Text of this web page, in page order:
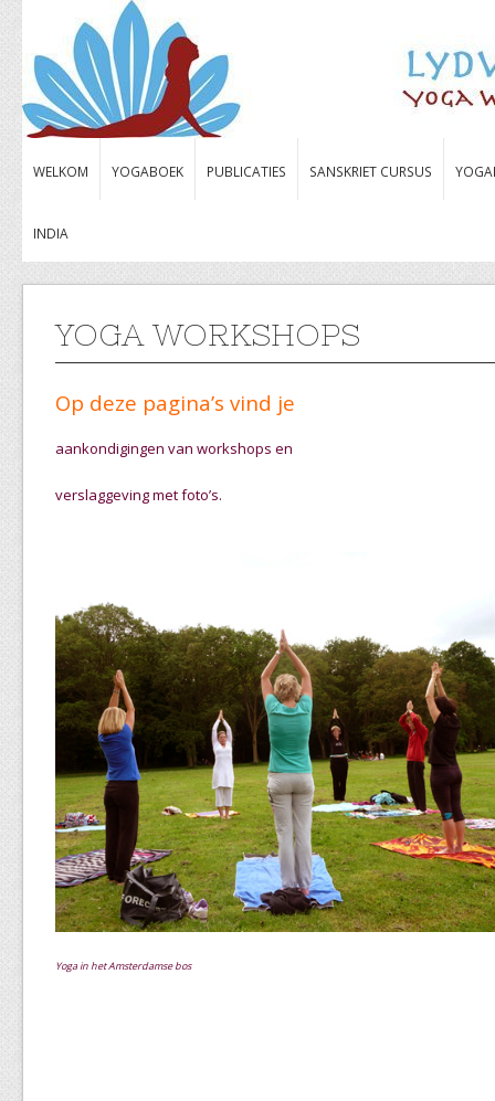
WELKOM YOGABOEK PUBLICATIES SANSKRIET CURSUS
INDIA
YOGA WORKSHOPS
Op deze pagina’s vind je
aankondigingen van workshops en
verslaggeving met foto’s.
Yoga in het Amsterdamse bos